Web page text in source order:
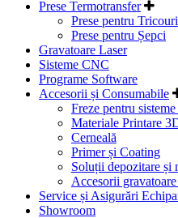
Prese Termotransfer
Prese pentru Tricouri
Prese pentru Șepci
Gravatoare Laser
Sisteme CNC
Programe Software
Accesorii și Consumabile
Freze pentru
Materiale Printare
Cerneală
Primer și Coating
Soluții depozitare și
Accesorii gravatoare
Service și Asigurări
Showroom